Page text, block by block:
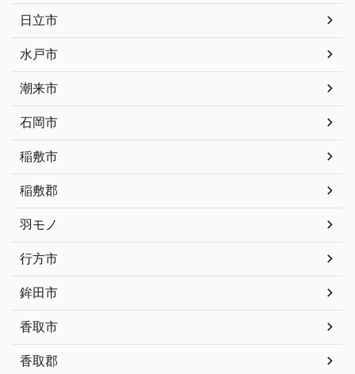
日立市
水戸市
潮来市
石岡市
稲敷市
稲敷郡
羽モノ
行方市
鉾田市
香取市
香取郡